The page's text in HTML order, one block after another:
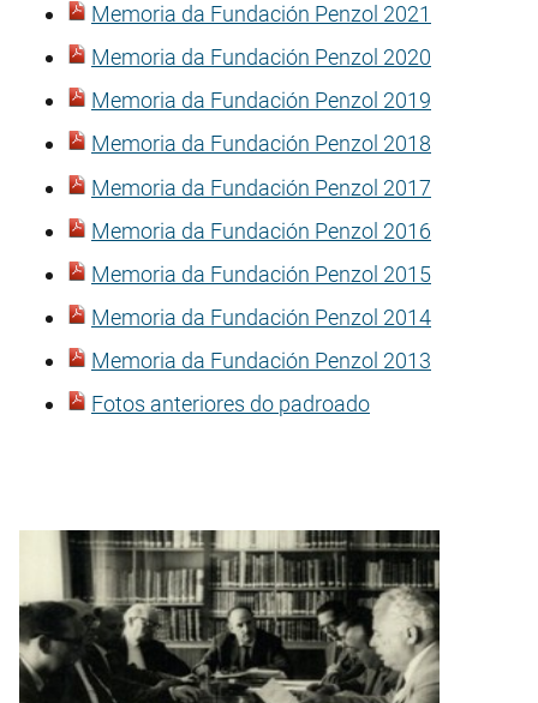
Memoria da Fundación Penzol 2021
Memoria da Fundación Penzol 2020
Memoria da Fundación Penzol 2019
Memoria da Fundación Penzol 2018
Memoria da Fundación Penzol 2017
Memoria da Fundación Penzol 2016
Memoria da Fundación Penzol 2015
Memoria da Fundación Penzol 2014
Memoria da Fundación Penzol 2013
Fotos anteriores do padroado